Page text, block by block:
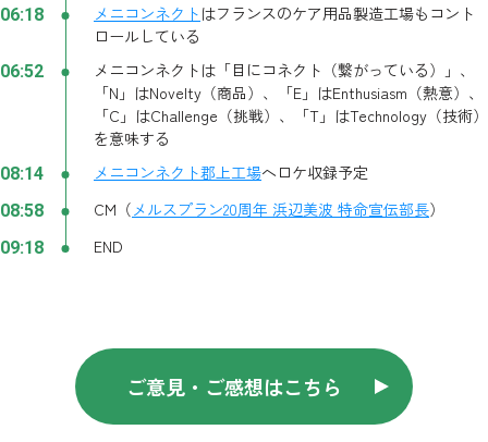
06:18 メニコンネクト はフランスのケア用品製造工場もコント
ロールしている
06:52
メニコンネクトは「目にコネクト（繋がっている）」、
「N」はNovelty（商品）、「E」はEnthusiasm（熱意）、
「C」はChallenge（挑戦）、「T」はTechnology（技術）
を意味する
08:14 メニコンネクト郡上工場へロケ収録予定
08:58 CM（ メルスプラン20周年 浜辺美波 特命宣伝部長）
09:18 END
ご意見・ご感想はこちら